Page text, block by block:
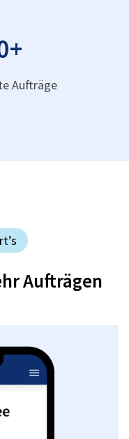
+
Aufträge
Aufträgen